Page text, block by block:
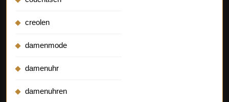
creolen
damenmode
damenuhr
damenuhren